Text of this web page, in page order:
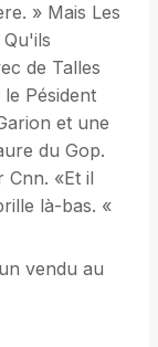
» Mais Les
de Talles
Pésident
et une
du Gop.
Cnn. «Et il
là-bas. «
vendu au